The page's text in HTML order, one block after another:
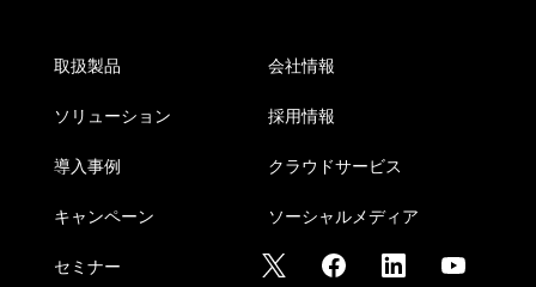
取扱製品
ソリューション
導入事例
キャンペーン
セミナー
会社情報
採用情報
クラウドサービス
ソーシャルメディア